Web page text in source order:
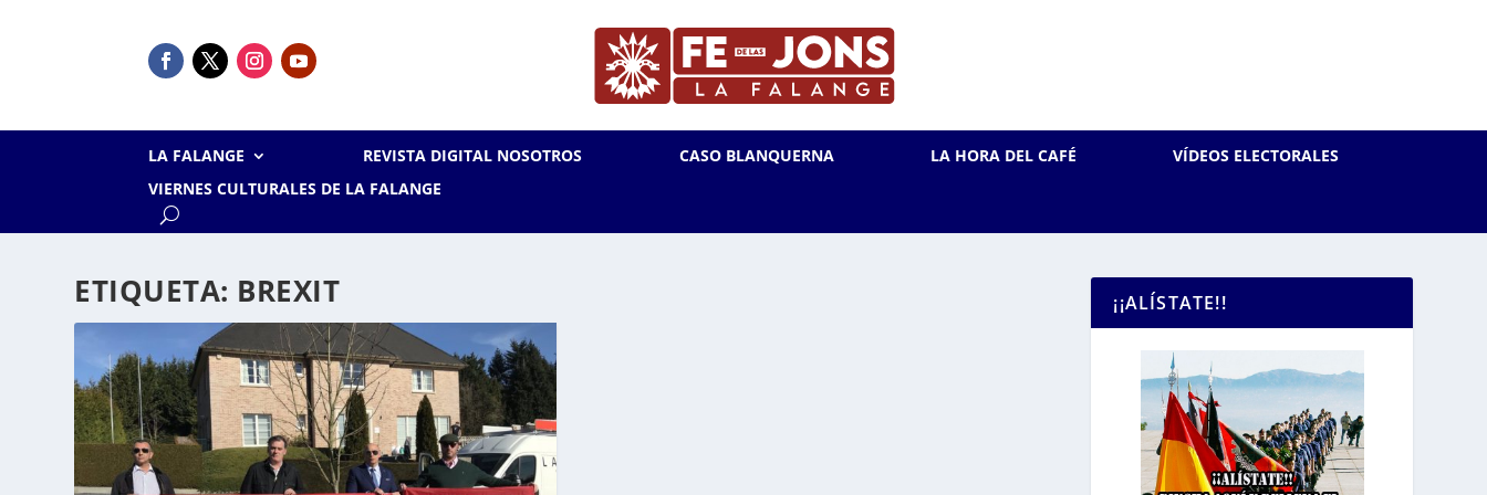
LA FALANGE REVISTA DIGITAL NOSOTROS CASO BLANQUERNA LA HORA DEL CAFÉ
VÍDEOS ELECTORALES
VIERNES CULTURALES DE LA FALANGE
ETIQUETA: BREXIT ¡¡ALÍSTATE!!